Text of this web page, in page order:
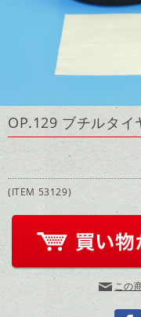
OP.129 ブチルタイ
(ITEM 53129)
この